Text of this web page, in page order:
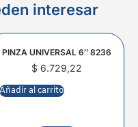
interesar
PINZA UNIVERSAL 6″ 8236
$6.729,22
Añadir al carrito